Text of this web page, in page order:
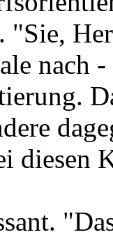
"Sie,
nach
diesen